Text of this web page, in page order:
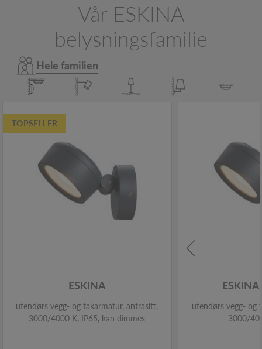
Vår ESKINA
belysningsfamilie
Hele familien
TOPSELLER
ESKINA
utendørs vegg- og takarmatur, antrasitt,
3000/4000 K, IP65, kan dimmes
ESKINA
utendørs vegg- og
3000/